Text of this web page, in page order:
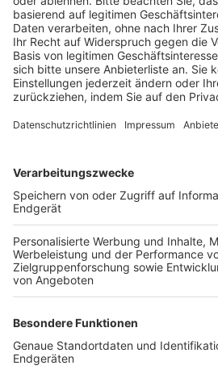
BFV-Geschäftsstellen
Trainerbörse
Login SpielPlus
FOLGE DEM BFV
TOP-VEREINE
TOP-PARTNER